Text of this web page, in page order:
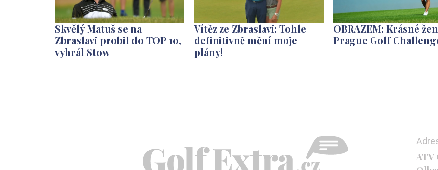
Skvělý Matuš se na
Zbraslavi probil do TOP 10,
vyhrál Stow
Vítěz ze Zbraslavi: Tohle
definitivně mění moje
plány!
OBRAZEM: Krásné
Prague Golf
ATV